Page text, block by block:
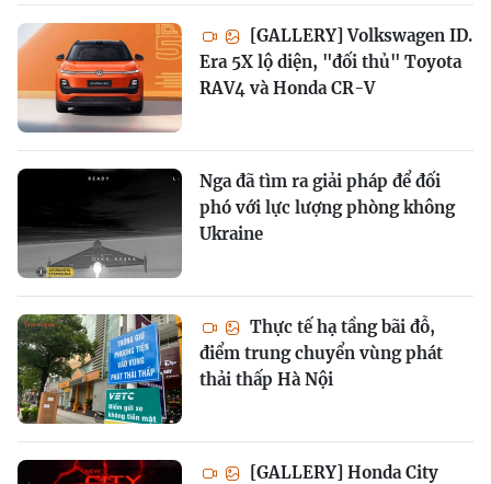
[GALLERY] Volkswagen ID.
Era 5X lộ diện, "đối thủ" Toyota
RAV4 và Honda CR-V
Nga đã tìm ra giải pháp để đối
phó với lực lượng phòng không
Ukraine
Thực tế hạ tầng bãi đỗ,
điểm trung chuyển vùng phát
thải thấp Hà Nội
[GALLERY] Honda City